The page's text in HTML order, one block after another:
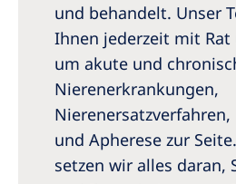
Switzerland
United Kingdom
Asia Pacific
Asia Pacific
Australia
und behandelt. Unser
Ihnen jederzeit mit Rat
um akute und
Nierenerkrankungen,
und Apherese zur
setzen wir alles daran,